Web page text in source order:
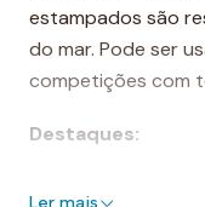
estampados são
do mar. Pode ser
competições com
Destaques:
Ler mais